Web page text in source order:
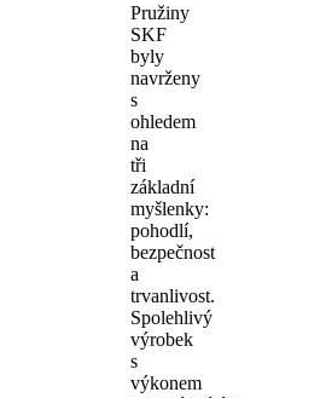
Pružiny
SKF
byly
navrženy
s
ohledem
na
tři
základní
myšlenky:
pohodlí,
bezpečnost
a
trvanlivost.
Spolehlivý
výrobek
s
výkonem